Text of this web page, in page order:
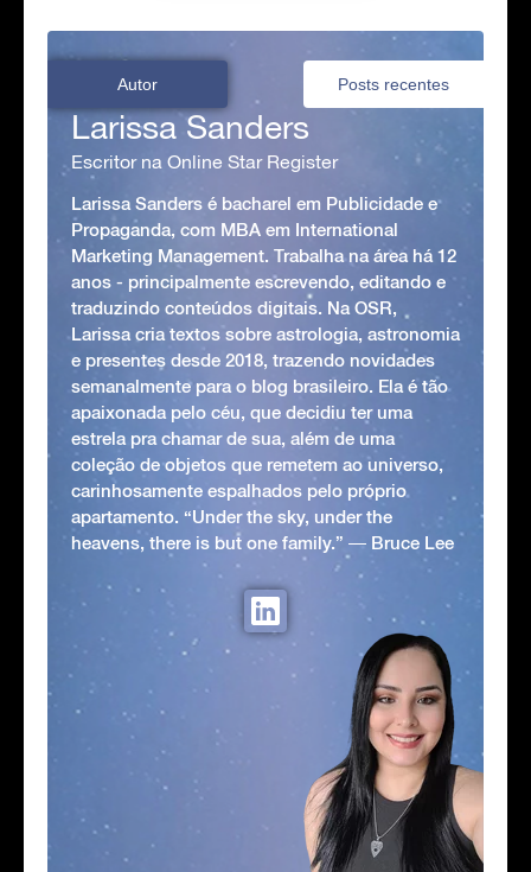
Autor Posts recentes
Larissa Sanders
Escritor na Online Star Register
Larissa Sanders é bacharel em Publicidade e
Propaganda, com MBA em International
Marketing Management. Trabalha na área há 12
anos - principalmente escrevendo, editando e
traduzindo conteúdos digitais. Na OSR,
Larissa cria textos sobre astrologia, astronomia
e presentes desde 2018, trazendo novidades
semanalmente para o blog brasileiro. Ela é tão
apaixonada pelo céu, que decidiu ter uma
estrela pra chamar de sua, além de uma
coleção de objetos que remetem ao universo,
carinhosamente espalhados pelo próprio
apartamento. “Under the sky, under the
heavens, there is but one family.” ― Bruce Lee